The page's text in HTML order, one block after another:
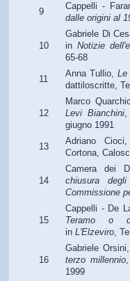
9
Cappelli -
dalle origini al
10
Gabriele Di
inNotizie
65-68
11
Anna Tullio, Le
dattiloscritte,
12
Marco
Levi Bianchini
giugno 1991
13
Adriano
Cortona,
14
Camera dei
chiusura
Commissione
15
Cappelli - De
Teramo o
inL'Elzeviro,
16
Gabriele
terzo millennio
1999